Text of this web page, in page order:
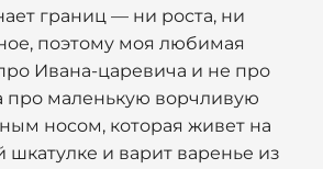
границ — ни роста, ни
поэтому моя любимая
Ивана-царевича и не про
про маленькую ворчливую
носом, которая живет на
шкатулке и варит варенье из